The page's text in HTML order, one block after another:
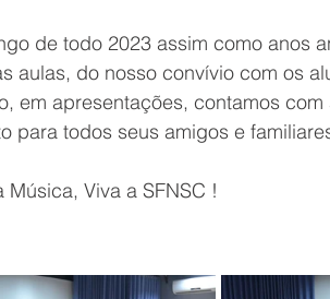
de todo 2023 assim como anos
aulas, do nosso convívio com os
em apresentações, contamos
para todos seus amigos e
Música, Viva a SFNSC !